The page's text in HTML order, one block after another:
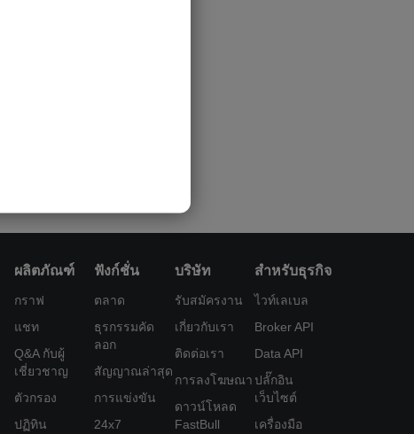
ผลิตภัณฑ์
กราฟ
แชท
Q&A กับผู้
เชี่ยวชาญ
ตัวกรอง
ปฏิทิน
ฟังก์ชั่น
ตลาด
ธุรกรรมคัด
ลอก
สัญญาณล่าสุด
การแข่งขัน
24x7
บริษัท
รับสมัครงาน
เกี่ยวกับเรา
ติดต่อเรา
การลงโฆษณา
ดาวน์โหลด
FastBull
สำหรับธุรกิจ
ไวท์เลเบล
Broker API
Data API
ปลั๊กอิน
เว็บไซต์
เครื่องมือ